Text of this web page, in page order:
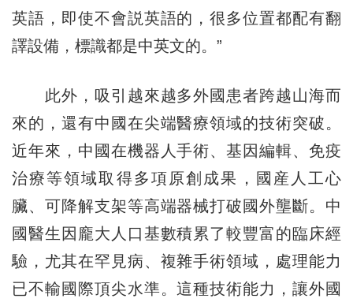
英語，即使不會説英語的，很多位置都配有翻
譯設備，標識都是中英文的。”
此外，吸引越來越多外國患者跨越山海而
來的，還有中國在尖端醫療領域的技術突破。
近年來，中國在機器人手術、基因編輯、免疫
治療等領域取得多項原創成果，國産人工心
臟、可降解支架等高端器械打破國外壟斷。中
國醫生因龐大人口基數積累了較豐富的臨床經
驗，尤其在罕見病、複雜手術領域，處理能力
已不輸國際頂尖水準。這種技術能力，讓外國